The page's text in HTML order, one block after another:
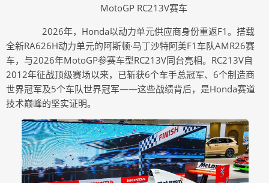
MotoGP RC213V赛车
2026年，Honda以动力单元供应商身份重返F1。 搭载
全新RA626H动力单元的阿斯顿·马丁沙特阿美F1车队AMR26赛
车，与2026年MotoGP参赛车型RC213V同台亮相。RC213V自
2012年征战顶级赛场以来，已斩获6个车手总冠军、6个制造商
世界冠军及5个车队世界冠军——这些战绩背后，是Honda赛道
技术巅峰的坚实证明。